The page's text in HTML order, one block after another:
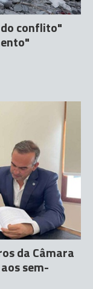
do conflito"
da Câmara
sem-